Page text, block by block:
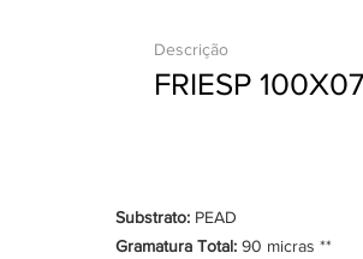
Descrição
FRIESP
Substrato: PEAD
Gramatura Total: 90 micras **